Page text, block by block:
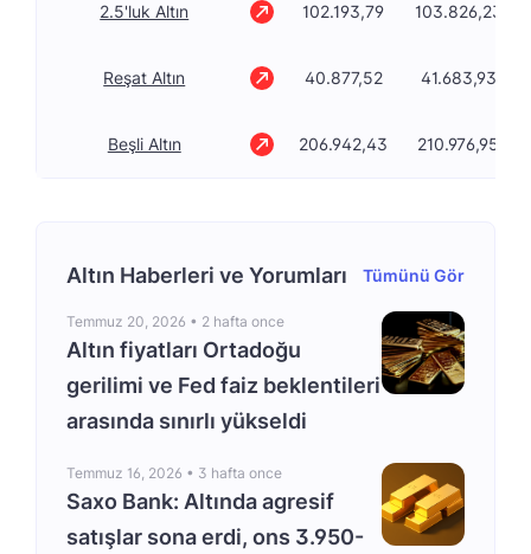
2.5'luk Altın 102.193,79 103.826,23
Reşat Altın 40.877,52 41.683,93
Beşli Altın 206.942,43 210.976,95
Altın Haberleri ve Yorumları Tümünü Gör
Temmuz 20, 2026 • 2 hafta once
Altın fiyatları Ortadoğu
gerilimi ve Fed faiz beklentileri
arasında sınırlı yükseldi
Temmuz 16, 2026 • 3 hafta once
Saxo Bank: Altında agresif
satışlar sona erdi, ons 3.950-